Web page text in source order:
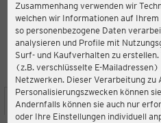
Zusammenhang verwenden wir
welchen wir Informationen auf
so personenbezogene Daten
analysieren und Profile mit
Surf- und Kaufverhalten zu
(z.B. verschlüsselte E-
Netzwerken. Dieser Verarbeitung zu
Personalisierungszwecken können
Andernfalls können sie auch nur
oder Ihre Einstellungen individuell
ERNSTING'S
24235
4,3
STANDORT SERVICES